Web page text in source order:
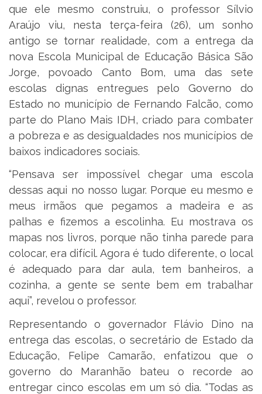
que ele mesmo construiu, o professor Sílvio
Araújo viu, nesta terça-feira (26), um sonho
antigo se tornar realidade, com a entrega da
nova Escola Municipal de Educação Básica São
Jorge, povoado Canto Bom, uma das sete
escolas dignas entregues pelo Governo do
Estado no município de Fernando Falcão, como
parte do Plano Mais IDH, criado para combater
a pobreza e as desigualdades nos municípios de
baixos indicadores sociais.
“Pensava ser impossível chegar uma escola
dessas aqui no nosso lugar. Porque eu mesmo e
meus irmãos que pegamos a madeira e as
palhas e fizemos a escolinha. Eu mostrava os
mapas nos livros, porque não tinha parede para
colocar, era difícil. Agora é tudo diferente, o local
é adequado para dar aula, tem banheiros, a
cozinha, a gente se sente bem em trabalhar
aqui”, revelou o professor.
Representando o governador Flávio Dino na
entrega das escolas, o secretário de Estado da
Educação, Felipe Camarão, enfatizou que o
governo do Maranhão bateu o recorde ao
entregar cinco escolas em um só dia. “Todas as